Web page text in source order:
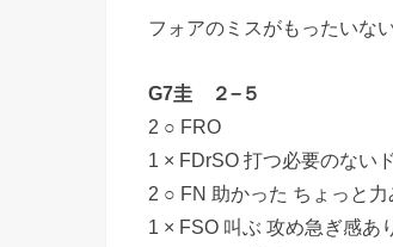
フォアのミスがもったいな
G7圭 ２−５
2 ○ FRO
1 × FDrSO 打つ必要のない
2 ○ FN 助かった ちょっと力
1 × FSO 叫ぶ 攻め急ぎ感あ